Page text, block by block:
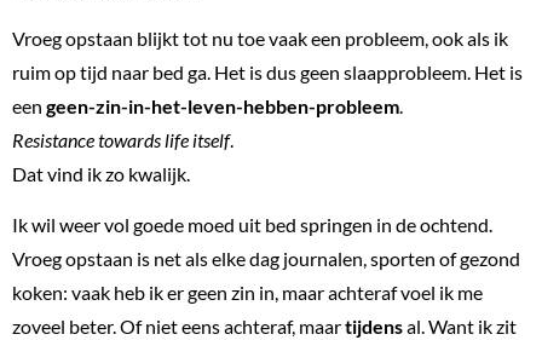
Vroeg opstaan blijkt tot nu toe vaak een probleem, ook als ik
ruim op tijd naar bed ga. Het is dus geen slaapprobleem. Het is
een geen-zin-in-het-leven-hebben-probleem.
Resistance towards life itself.
Dat vind ik zo kwalijk.
Ik wil weer vol goede moed uit bed springen in de ochtend.
Vroeg opstaan is net als elke dag journalen, sporten of gezond
koken: vaak heb ik er geen zin in, maar achteraf voel ik me
zoveel beter. Of niet eens achteraf, maartijdensal. Want ik zit